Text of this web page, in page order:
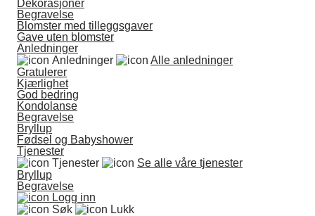
Dekorasjoner
Begravelse
Blomster med tilleggsgaver
Gave uten blomster
Anledninger
Anledninger
Alle anledninger
Gratulerer
Kjærlighet
God bedring
Kondolanse
Begravelse
Bryllup
Fødsel og Babyshower
Tjenester
Tjenester
Se alle våre tjenester
Bryllup
Begravelse
Logg inn
Søk
Lukk